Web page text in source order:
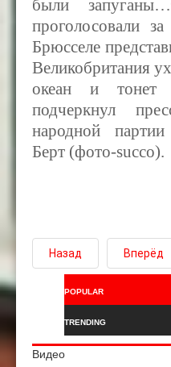
были
проголосовали
Брюсселе
Великобритания
океан и тонет
подчеркнул
народной
Берт (фото-succo).
Назад Вперёд
POPULAR
TRENDING
Видео